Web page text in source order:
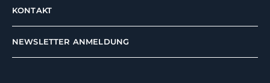
KONTAKT
NEWSLETTER ANMELDUNG